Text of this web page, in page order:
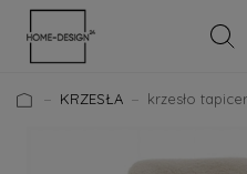
KRZESŁA krzesło